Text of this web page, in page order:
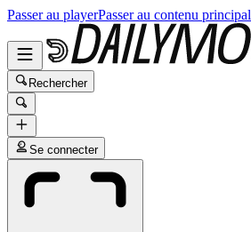
Passer au playerPasser au contenu principal
Rechercher
Se connecter